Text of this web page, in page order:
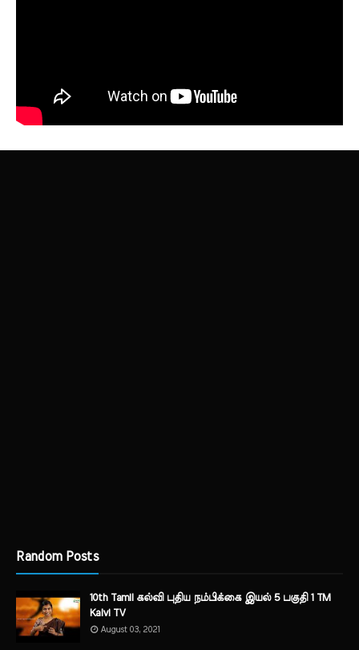
Random Posts
10th Tamil கல்வி புதிய நம்பிக்கை இயல் 5 பகுதி 1 TM
Kalvi TV
August 03, 2021